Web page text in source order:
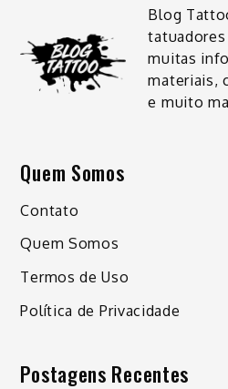
Blog
muitas
materiais,
e muito
Quem Somos
Contato
Quem Somos
Termos de Uso
Política de Privacidade
Postagens Recentes